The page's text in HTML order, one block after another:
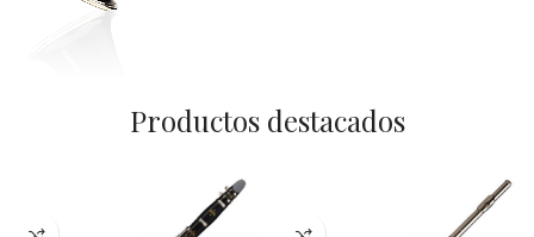
Productos destacados